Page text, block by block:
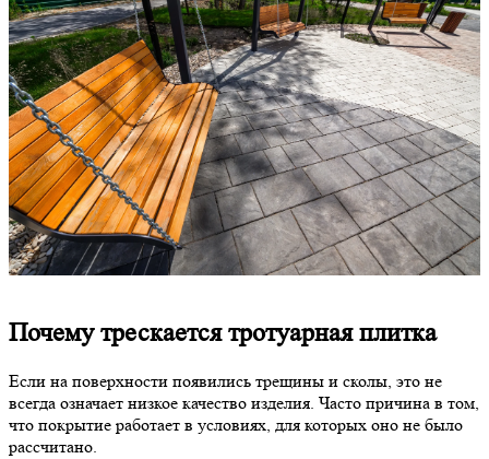
Почему трескается тротуарная плитка
Если на поверхности появились трещины и сколы, это не
всегда означает низкое качество изделия. Часто причина в том,
что покрытие работает в условиях, для которых оно не было
рассчитано.